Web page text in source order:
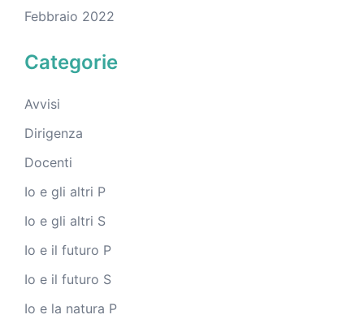
Febbraio 2022
Categorie
Avvisi
Dirigenza
Docenti
Io e gli altri P
Io e gli altri S
Io e il futuro P
Io e il futuro S
Io e la natura P